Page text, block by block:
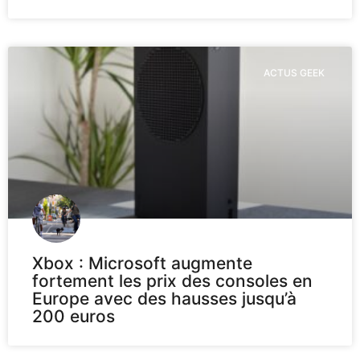
ACTUS GEEK
Xbox : Microsoft augmente
fortement les prix des consoles en
Europe avec des hausses jusqu’à
200 euros